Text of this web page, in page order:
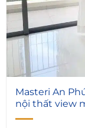
5
Masteri An
nội thất view